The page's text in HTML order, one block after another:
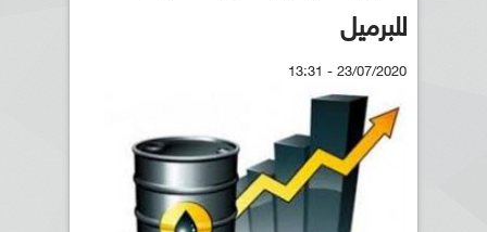
للبرميل
23/07/2020 - 13:31